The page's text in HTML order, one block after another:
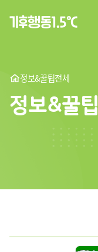
정보&꿀팁전체
정보&꿀팁